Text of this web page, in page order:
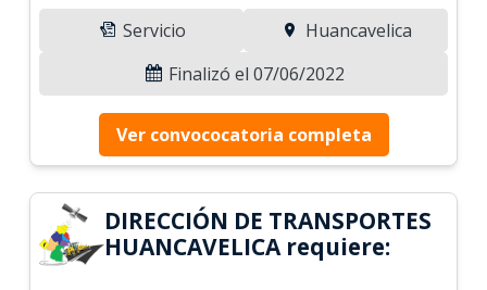
Servicio
Huancavelica
Finalizó el 07/06/2022
Ver convococatoria completa
DIRECCIÓN DE TRANSPORTES
HUANCAVELICA requiere: